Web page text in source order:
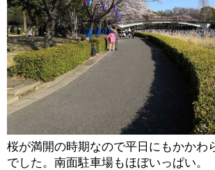
桜が満開の時期なので平日にもかかわ
でした。南面駐車場もほぼいっぱい。